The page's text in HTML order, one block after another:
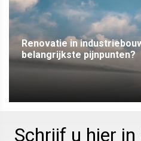
Renovatie in
belangrijkste pijnpunten?
Schrijf u hier